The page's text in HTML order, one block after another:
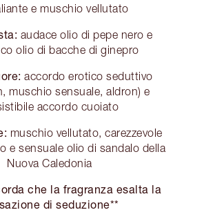
e muschio vellutato
audace olio di pepe nero e
olio di bacche di ginepro
accordo erotico seduttivo
muschio sensuale, aldron) e
accordo cuoiato
muschio vellutato, carezzevole
e sensuale olio di sandalo della
Nuova Caledonia
che la fragranza esalta la
di seduzione**